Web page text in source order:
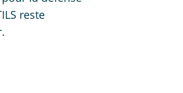
reste